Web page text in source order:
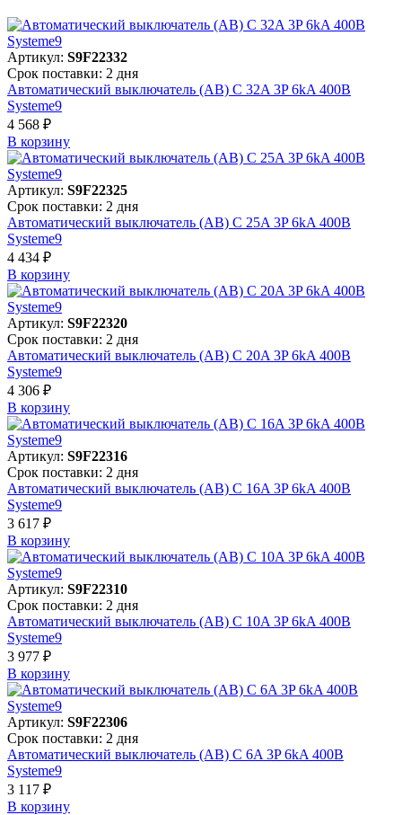
Артикул: S9F22332
Срок поставки: 2 дня
Автоматический выключатель (АВ) C 32A 3P 6kA 400В
Systeme9
4 568 ₽
В корзинy
Артикул: S9F22325
Срок поставки: 2 дня
Автоматический выключатель (АВ) C 25A 3P 6kA 400В
Systeme9
4 434 ₽
В корзинy
Артикул: S9F22320
Срок поставки: 2 дня
Автоматический выключатель (АВ) C 20A 3P 6kA 400В
Systeme9
4 306 ₽
В корзинy
Артикул: S9F22316
Срок поставки: 2 дня
Автоматический выключатель (АВ) C 16A 3P 6kA 400В
Systeme9
3 617 ₽
В корзинy
Артикул: S9F22310
Срок поставки: 2 дня
Автоматический выключатель (АВ) C 10A 3P 6kA 400В
Systeme9
3 977 ₽
В корзинy
Артикул: S9F22306
Срок поставки: 2 дня
Автоматический выключатель (АВ) C 6A 3P 6kA 400В
Systeme9
3 117 ₽
В корзинy